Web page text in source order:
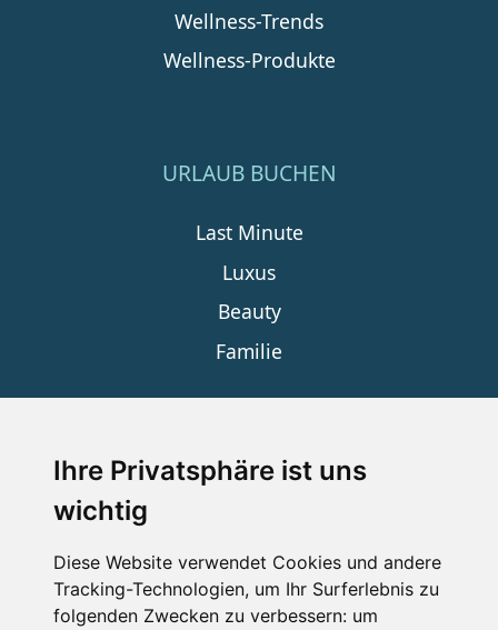
Ihre Privatsphäre ist uns
wichtig
Diese Website verwendet Cookies und andere
Tracking-Technologien, um Ihr Surferlebnis zu
folgenden Zwecken zu verbessern: um
Wellness-Trends
Wellness-Produkte
URLAUB BUCHEN
Last Minute
Luxus
Beauty
Familie
SERVICE
Datenschutz
Nutzungsbedingungen